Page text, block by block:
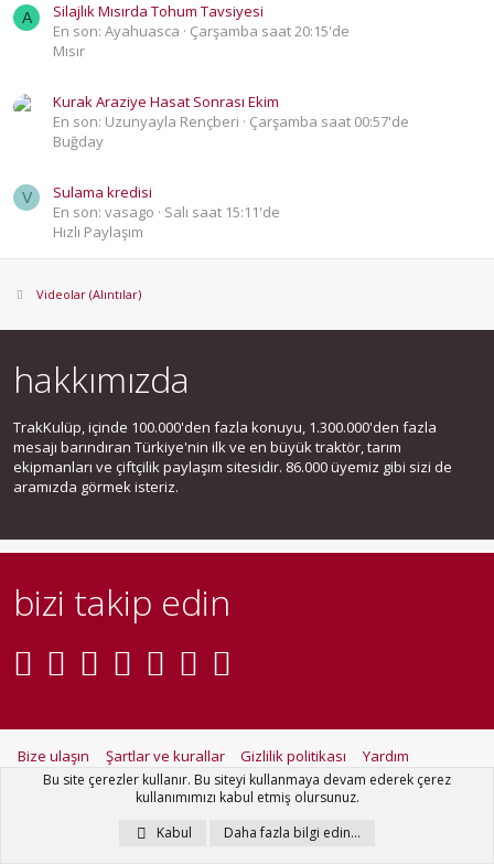
A
Silajlık Mısırda Tohum Tavsiyesi
En son: Ayahuasca
Çarşamba saat 20:15'de
Mısır
Kurak Araziye Hasat Sonrası Ekim
En son: Uzunyayla Rençberi
Çarşamba saat 00:57'de
Buğday
V
Sulama kredisi
En son: vasago
Salı saat 15:11'de
Hızlı Paylaşım
Videolar (Alıntılar)
hakkımızda
TrakKulüp, içinde 100.000'den fazla konuyu, 1.300.000'den fazla
mesajı barındıran Türkiye'nin ilk ve en büyük traktör, tarım
ekipmanları ve çiftçilik paylaşım sitesidir. 86.000 üyemiz gibi sizi de
aramızda görmek isteriz.
bizi takip edin
Bize ulaşın Şartlar ve kurallar Gizlilik politikası
Yardım
Ana sayfa
R
S
Community platform by XenForo
© 2010-2021 XenForo Ltd.
Metro Theme for XenForo by
PixelGoose Studio
Bu site çerezler kullanır. Bu siteyi kullanmaya devam ederek çerez
kullanımımızı kabul etmiş olursunuz.
Kabul
Daha fazla bilgi edin…